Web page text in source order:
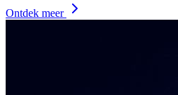
Ontdek meer